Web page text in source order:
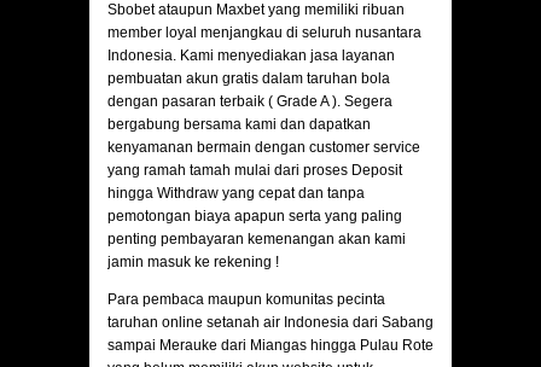
Sbobet ataupun Maxbet yang memiliki ribuan
member loyal menjangkau di seluruh nusantara
Indonesia. Kami menyediakan jasa layanan
pembuatan akun gratis dalam taruhan bola
dengan pasaran terbaik ( Grade A ). Segera
bergabung bersama kami dan dapatkan
kenyamanan bermain dengan customer service
yang ramah tamah mulai dari proses Deposit
hingga Withdraw yang cepat dan tanpa
pemotongan biaya apapun serta yang paling
penting pembayaran kemenangan akan kami
jamin masuk ke rekening !
Para pembaca maupun komunitas pecinta
taruhan online setanah air Indonesia dari Sabang
sampai Merauke dari Miangas hingga Pulau Rote